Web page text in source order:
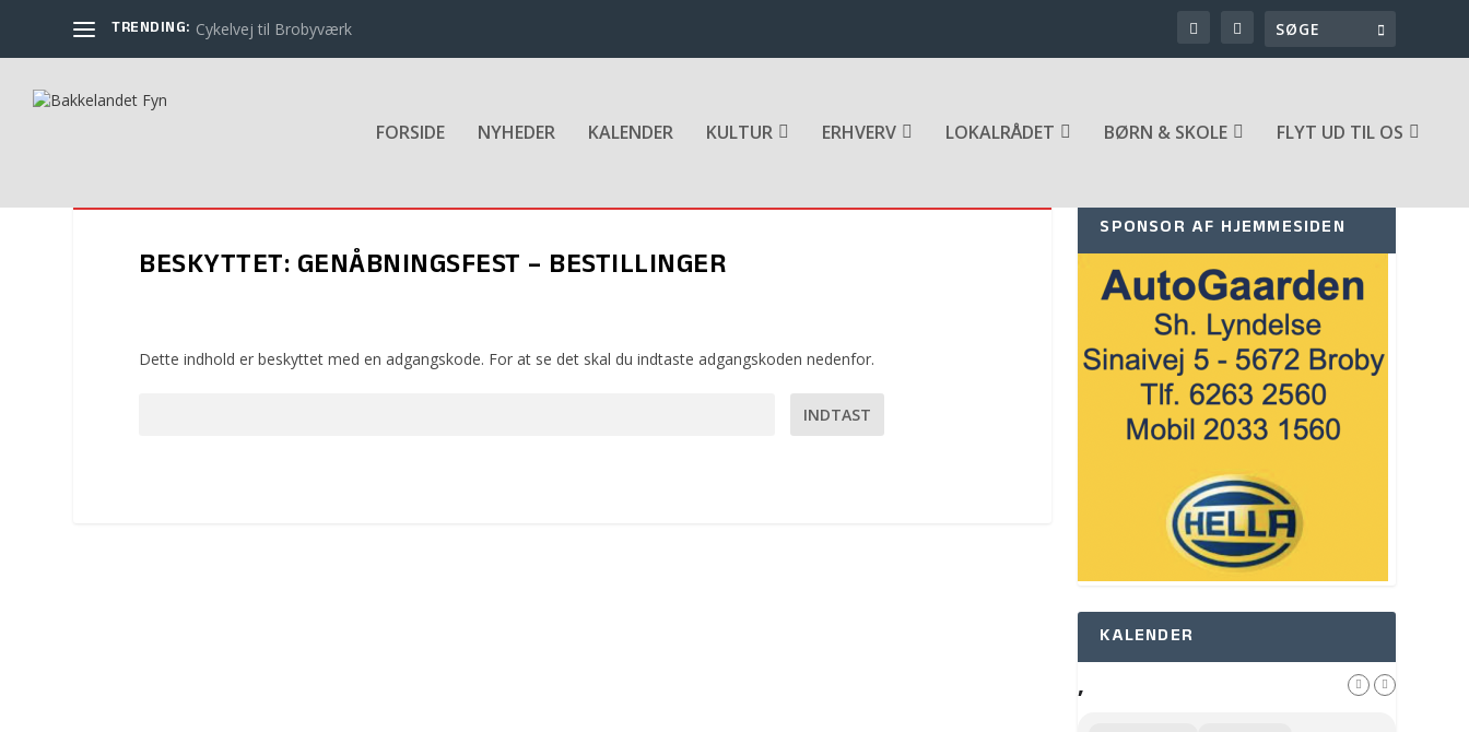
TRENDING: Cykelvej til Brobyværk
FORSIDE NYHEDER KALENDER KULTUR ERHVERV LOKALRÅDET BØRN & SKOLE FLYT UD TIL OS
BESKYTTET: GENÅBNINGSFEST – BESTILLINGER
Dette indhold er beskyttet med en adgangskode. For at se det skal du indtaste adgangskoden nedenfor.
SPONSOR AF HJEMMESIDEN
KALENDER
,